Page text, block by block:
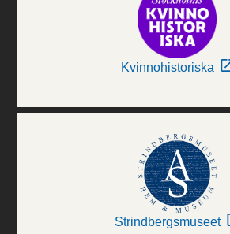
Kvinnohistoriska
Strindbergsmuseet